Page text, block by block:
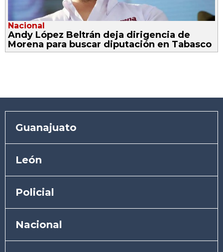
Nacional
Andy López Beltrán deja dirigencia de
Morena para buscar diputación en Tabasco
Guanajuato
León
Policial
Nacional